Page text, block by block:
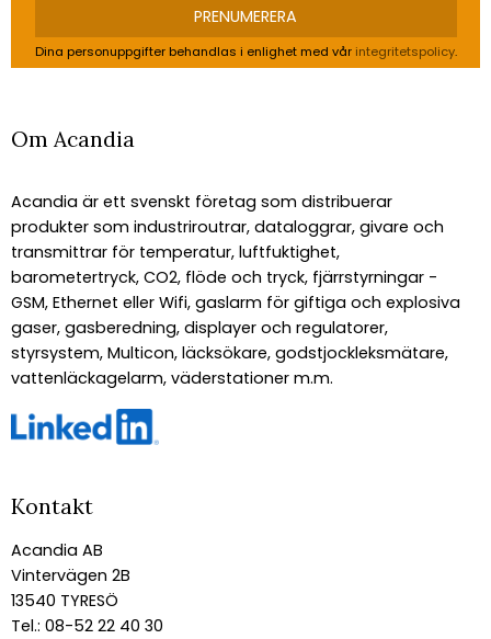
PRENUMERERA
Dina personuppgifter behandlas i enlighet med vår integritetspolicy.
Om Acandia
Acandia är ett svenskt företag som distribuerar
produkter som industriroutrar, dataloggrar, givare och
transmittrar för temperatur, luftfuktighet,
barometertryck, CO2, flöde och tryck, fjärrstyrningar -
GSM, Ethernet eller Wifi, gaslarm för giftiga och explosiva
gaser, gasberedning, displayer och regulatorer,
styrsystem, Multicon, läcksökare, godstjockleksmätare,
vattenläckagelarm, väderstationer m.m.
Kontakt
Acandia AB
Vintervägen 2B
13540 TYRESÖ
Tel.: 08-52 22 40 30